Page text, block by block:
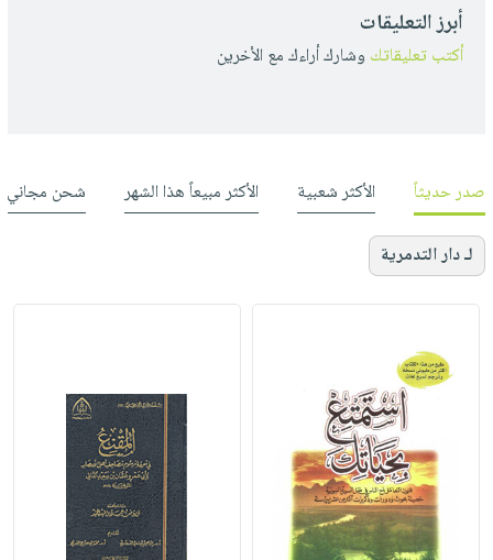
أبرز التعليقات
أكتب تعليقاتك وشارك أراءك مع الأخرين
صدر حديثاً الأكثر شعبية الأكثر مبيعاً هذا الشهر شحن مجاني
لـ دار التدمرية